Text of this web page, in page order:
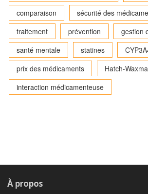
comparaison
sécurité des
traitement
prévention
gestion
santé mentale
statines
prix des médicaments
Hatch-
interaction médicamenteuse
À propos